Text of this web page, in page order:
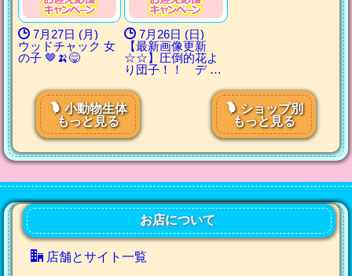
7月27日 (月)
ウッドチャック 女
の子 🤎🍌😋
7月26日 (日)
【最新画像更新
☆☆】圧倒的花よ
り団子！！ デ …
小動物生体
もっと見る
ショップ別
もっと見る
お店について
店舗とサイト一覧